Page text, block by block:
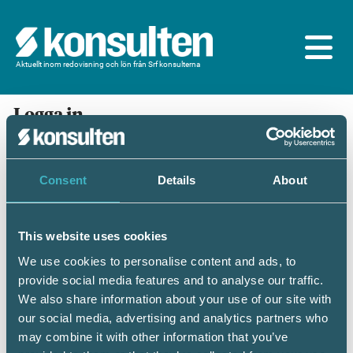
Consent Details About
This website uses cookies
We use cookies to personalise content and ads, to
provide social media features and to analyse our traffic.
We also share information about your use of our site with
our social media, advertising and analytics partners who
may combine it with other information that you’ve
Aktuellt inom redovisning och lön från Srf konsulterna
Logga in
En prenumeration ingår för dig som är
medlem/ansluten till Srf konsulterna. Du loggar in
med BankID eller samma lösenord som du har på
Mobilt BankID
Personnummer(ÅÅÅÅMMDDNNNN)